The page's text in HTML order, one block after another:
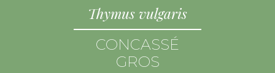
Thymus vulgaris
CONCASSÉ
GROS